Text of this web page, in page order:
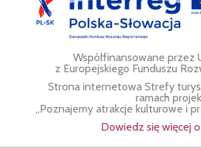
Współfinansowane przez
z Europejskiego Funduszu
Strona internetowa Strefy
ramach
„Poznajemy atrakcje kulturowe i
Dowiedz się więcej